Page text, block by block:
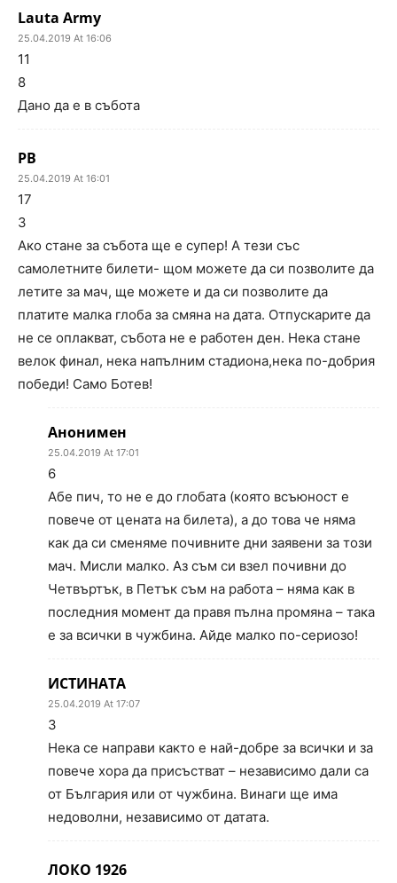
Lauta Army
25.04.2019 At 16:06
11
8
Дано да е в събота
РВ
25.04.2019 At 16:01
17
3
Ако стане за събота ще е супер! А тези със
самолетните билети- щом можете да си позволите да
летите за мач, ще можете и да си позволите да
платите малка глоба за смяна на дата. Отпускарите да
не се оплакват, събота не е работен ден. Нека стане
велок финал, нека напълним стадиона,нека по-добрия
победи! Само Ботев!
Анонимен
25.04.2019 At 17:01
6
Абе пич, то не е до глобата (която всъюност е
повече от цената на билета), а до това че няма
как да си сменяме почивните дни заявени за този
мач. Мисли малко. Аз съм си взел почивни до
Четвъртък, в Петък съм на работа – няма как в
последния момент да правя пълна промяна – така
е за всички в чужбина. Айде малко по-сериозо!
ИСТИНАТА
25.04.2019 At 17:07
3
Нека се направи както е най-добре за всички и за
повече хора да присъстват – независимо дали са
от България или от чужбина. Винаги ще има
недоволни, независимо от датата.
ЛОКО 1926